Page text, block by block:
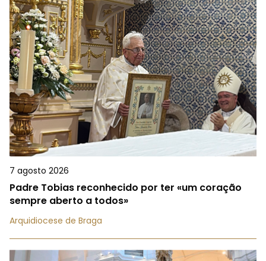
7 agosto 2026
Padre Tobias reconhecido por ter «um coração
sempre aberto a todos»
Arquidiocese de Braga